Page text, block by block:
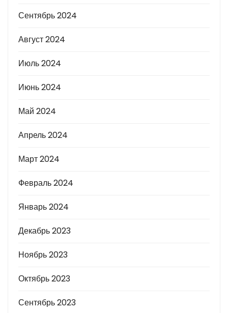
Сентябрь 2024
Август 2024
Июль 2024
Июнь 2024
Май 2024
Апрель 2024
Март 2024
Февраль 2024
Январь 2024
Декабрь 2023
Ноябрь 2023
Октябрь 2023
Сентябрь 2023